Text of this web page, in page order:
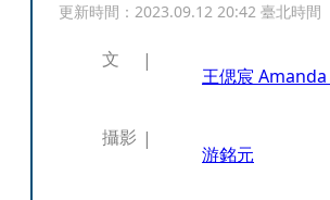
更新時間： 2023.09.12 20:42 臺北時間
文
王偲宸
攝影
游銘元